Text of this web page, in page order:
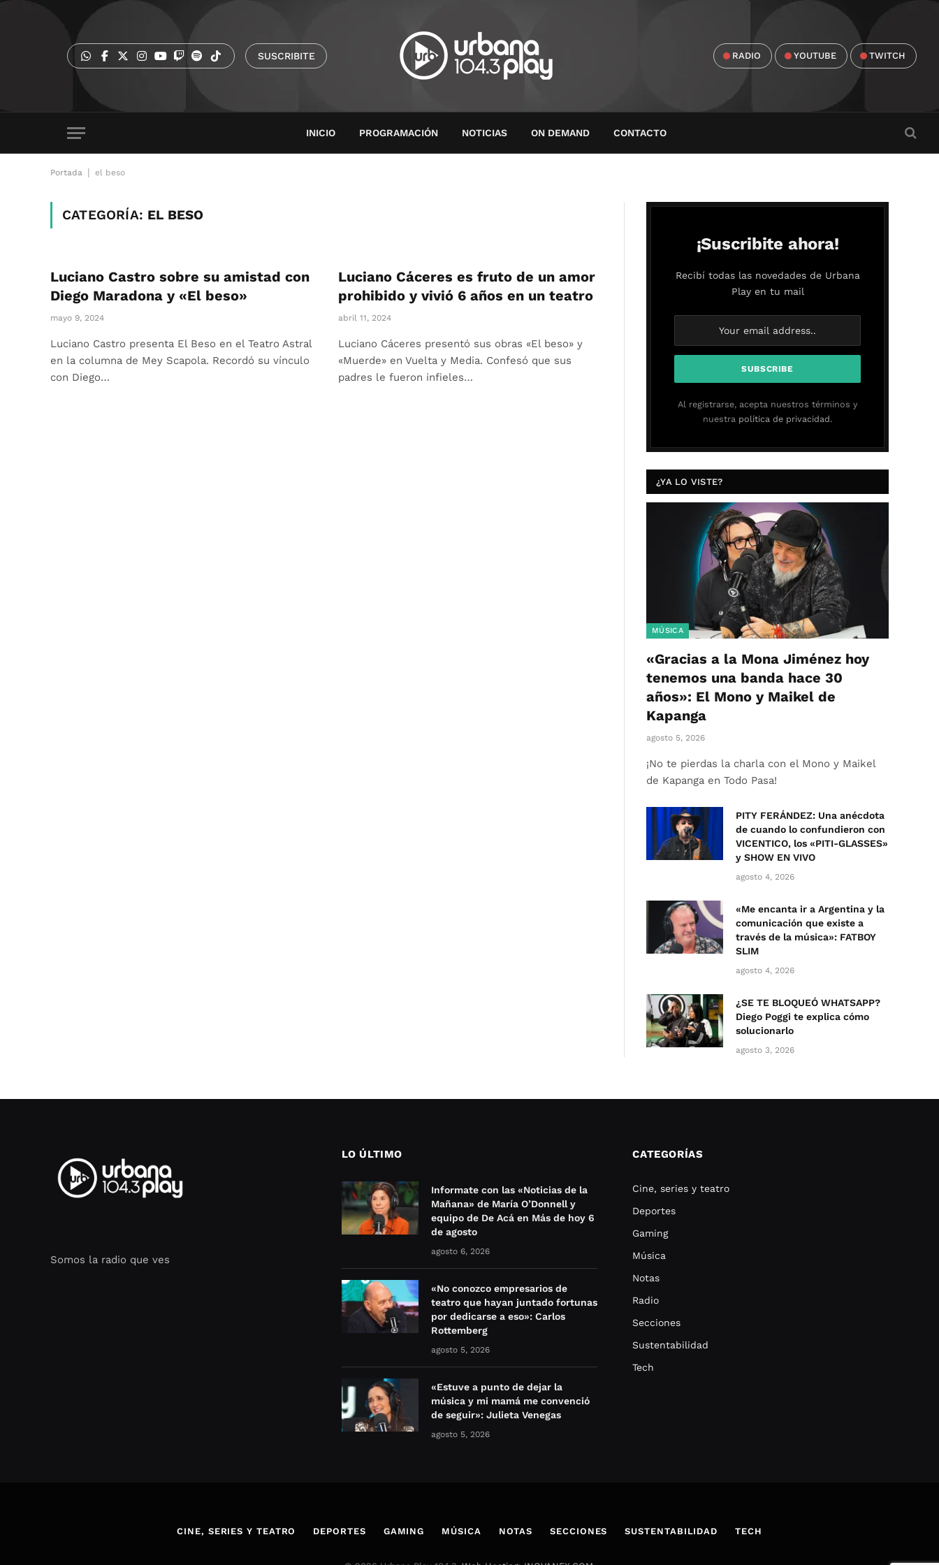
SUSCRIBITE RADIO YOUTUBE TWITCH
INICIO PROGRAMACIÓN NOTICIAS ON DEMAND CONTACTO
Portada el beso
CATEGORÍA: EL BESO
Luciano Castro sobre su amistad con
Diego Maradona y «El beso»
mayo 9, 2024
Luciano Castro presenta El Beso en el Teatro Astral
en la columna de Mey Scapola. Recordó su vínculo
con Diego…
Luciano Cáceres es fruto de un amor
prohibido y vivió 6 años en un teatro
abril 11, 2024
Luciano Cáceres presentó sus obras «El beso» y
«Muerde» en Vuelta y Media. Confesó que sus
padres le fueron infieles…
¡Suscribite ahora!
Recibí todas las novedades de Urbana
Play en tu mail
Al registrarse, acepta nuestros términos y
nuestra política de privacidad.
¿YA LO VISTE?
MÚSICA
«Gracias a la Mona Jiménez hoy
tenemos una banda hace 30
años»: El Mono y Maikel de
Kapanga
agosto 5, 2026
¡No te pierdas la charla con el Mono y Maikel
de Kapanga en Todo Pasa!
PITY FERÁNDEZ: Una anécdota
de cuando lo confundieron con
VICENTICO, los «PITI-GLASSES»
y SHOW EN VIVO
agosto 4, 2026
«Me encanta ir a Argentina y la
comunicación que existe a
través de la música»: FATBOY
SLIM
agosto 4, 2026
¿SE TE BLOQUEÓ WHATSAPP?
Diego Poggi te explica cómo
solucionarlo
agosto 3, 2026
Somos la radio que ves
LO ÚLTIMO
Informate con las «Noticias de la
Mañana» de María O’Donnell y
equipo de De Acá en Más de hoy 6
de agosto
agosto 6, 2026
«No conozco empresarios de
teatro que hayan juntado fortunas
por dedicarse a eso»: Carlos
Rottemberg
agosto 5, 2026
«Estuve a punto de dejar la
música y mi mamá me convenció
de seguir»: Julieta Venegas
agosto 5, 2026
CATEGORÍAS
Cine, series y teatro
Deportes
Gaming
Música
Notas
Radio
Secciones
Sustentabilidad
Tech
CINE, SERIES Y TEATRO DEPORTES GAMING MÚSICA NOTAS SECCIONES SUSTENTABILIDAD TECH